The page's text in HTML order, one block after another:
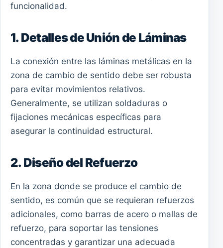
funcionalidad.
1. Detalles de Unión de Láminas
La conexión entre las láminas metálicas en la
zona de cambio de sentido debe ser robusta
para evitar movimientos relativos.
Generalmente, se utilizan soldaduras o
fijaciones mecánicas específicas para
asegurar la continuidad estructural.
2. Diseño del Refuerzo
En la zona donde se produce el cambio de
sentido, es común que se requieran refuerzos
adicionales, como barras de acero o mallas de
refuerzo, para soportar las tensiones
concentradas y garantizar una adecuada